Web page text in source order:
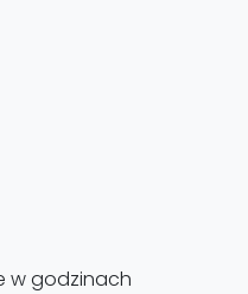
w godzinach